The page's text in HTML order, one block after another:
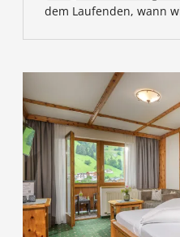
dem Laufenden, wann